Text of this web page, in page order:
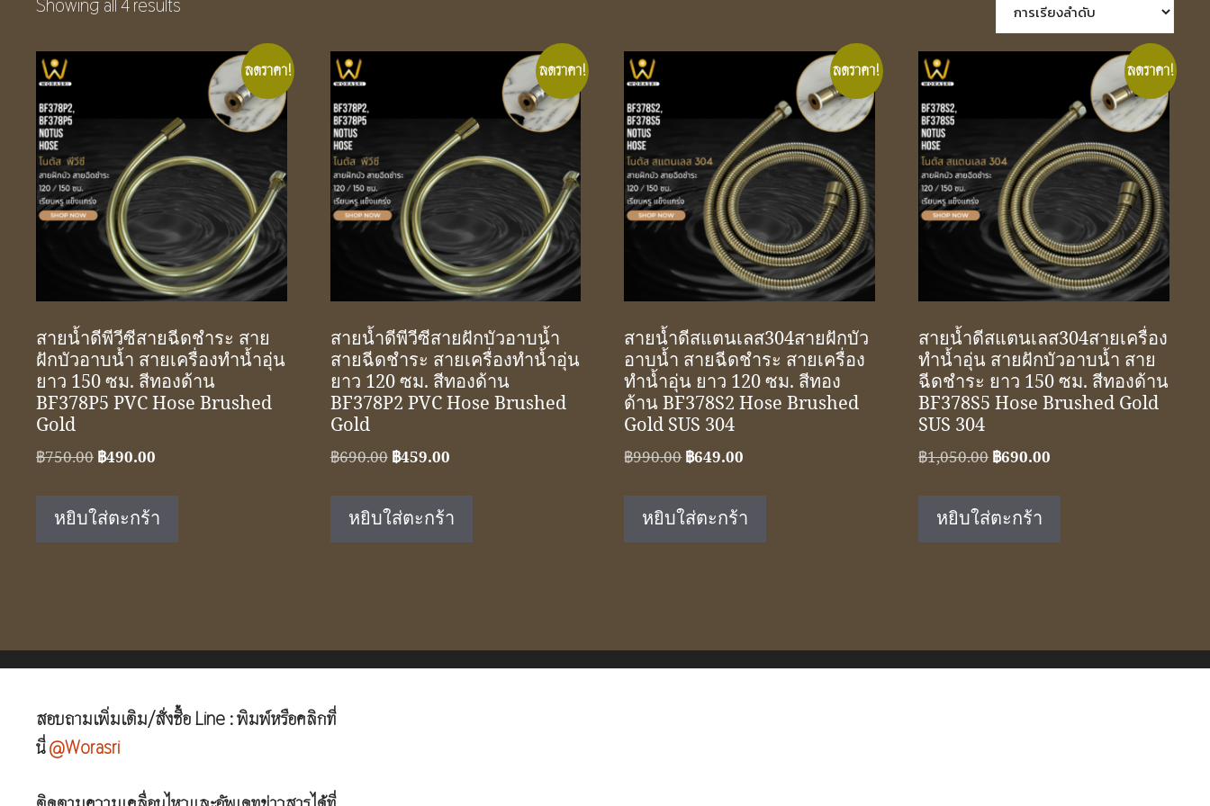
Showing all 4 results
ลดราคา!
สายน้ำดีพีวีซีสายฉีดชำระ สาย
ฝักบัวอาบน้ำ สายเครื่องทำน้ำอุ่น
ยาว 150 ซม. สีทองด้าน
BF378P5 PVC Hose Brushed
Gold
฿750.00 Original
was:
฿750.00.
฿490.00
฿490.00.
หยิบใส่ตะกร้า
ลดราคา!
สายน้ำดีพีวีซีสายฝักบัวอาบน้ำ
สายฉีดชำระ สายเครื่องทำน้ำอุ่น
ยาว 120 ซม. สีทองด้าน
BF378P2 PVC Hose Brushed
Gold
฿690.00 Original
was:
฿690.00.
฿459.00Current
฿459.00.
หยิบใส่ตะกร้า
ลดราคา!
สายน้ำดีสแตนเลส304สายฝักบัว
อาบน้ำ สายฉีดชำระ สายเครื่อง
ทำน้ำอุ่น ยาว 120 ซม. สีทอง
ด้าน BF378S2 Hose Brushed
Gold SUS 304
฿990.00Original
was:
฿990.00.
฿649.00
฿649.00.
หยิบใส่ตะกร้า
ลดราคา!
สายน้ำดีสแตนเลส304สายเครื่อง
ทำน้ำอุ่น สายฝักบัวอาบน้ำ สาย
ฉีดชำระ ยาว 150 ซม. สีทองด้าน
BF378S5 Hose Brushed Gold
SUS 304
฿1,050.00Original
was:
฿1,050.00.
฿690.00
หยิบใส่ตะกร้า
สอบถามเพิ่มเติม/สั่งซื้อ Line : พิมพ์หรือคลิกที่
นี่@Worasri